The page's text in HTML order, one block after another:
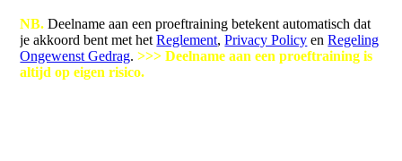
NB. Deelname aan een proeftraining betekent automatisch dat
je akkoord bent met hetReglement,Privacy Policy enRegeling
Ongewenst Gedrag. >>> Deelname aan een proeftraining is
altijd op eigen risico.